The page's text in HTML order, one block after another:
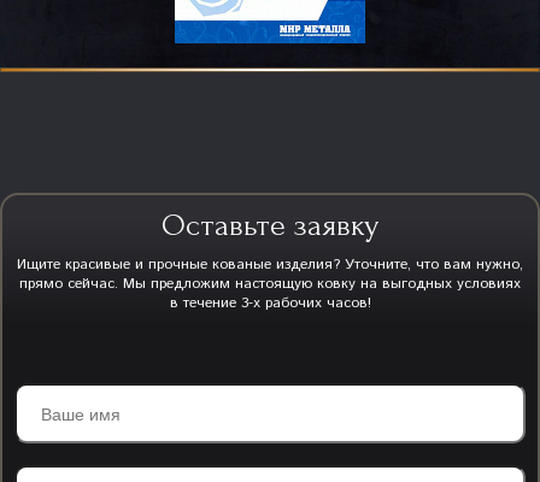
Оставьте заявку
Ищите красивые и прочные кованые изделия? Уточните, что вам нужно,
прямо сейчас. Мы предложим настоящую ковку на выгодных условиях
в течение 3-х рабочих часов!